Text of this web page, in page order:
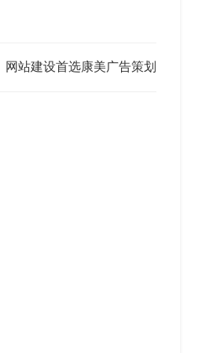
网站建设首选康美广告策划